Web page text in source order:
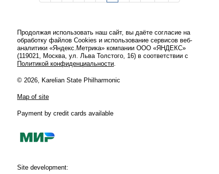
«ШОПЕН». ФРАГМЕНТЫ КОНЦЕРТА
МИХАИЛА ЛИДСКОГО
Продолжая использовать наш сайт, вы даёте согласие на
обработку файлов Cookies и использование сервисов веб-
аналитики «Яндекс.Метрика» компании ООО «ЯНДЕКС»
(119021, Москва, ул. Льва Толстого, 16) в соответствии с
Политикой конфиденциальности.
© 2026, Karelian State Philharmonic
Map of site
Payment by credit cards available
Site development: